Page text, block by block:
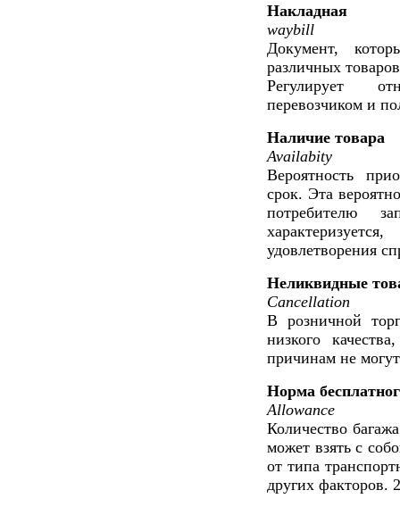
Накладная
waybill
Документ,
различных
Регулирует
перевозчиком и
Наличие товара
Availabity
Вероятность
срок. Эта
потребителю
удовлетворения
Неликвидные
Cancellation
В розничной
низкого
причинам не
Норма
Allowance
Количество
может взять с
от типа
других факторов.